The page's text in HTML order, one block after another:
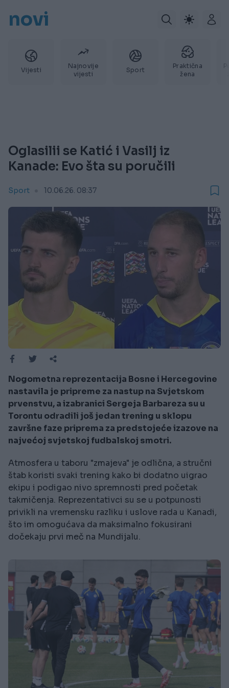
novi
Vijesti
Najnovije
vijesti
Sport
Praktična
žena
Oglasilii se Katić i Vasilj iz
Kanade: Evo šta su poručili
Sport 10.06.26. 08:37
Nogometna reprezentacija Bosne i Hercegovine
nastavila je pripreme za nastup na Svjetskom
prvenstvu, a izabranici Sergeja Barbareza su u
Torontu odradili još jedan trening u sklopu
završne faze priprema za predstojeće izazove na
najvećoj svjetskoj fudbalskoj smotri.
Atmosfera u taboru "zmajeva" je odlična, a stručni
štab koristi svaki trening kako bi dodatno uigrao
ekipu i podigao nivo spremnosti pred početak
takmičenja. Reprezentativci su se u potpunosti
privikli na vremensku razliku i uslove rada u Kanadi,
što im omogućava da maksimalno fokusirani
dočekaju prvi meč na Mundijalu.